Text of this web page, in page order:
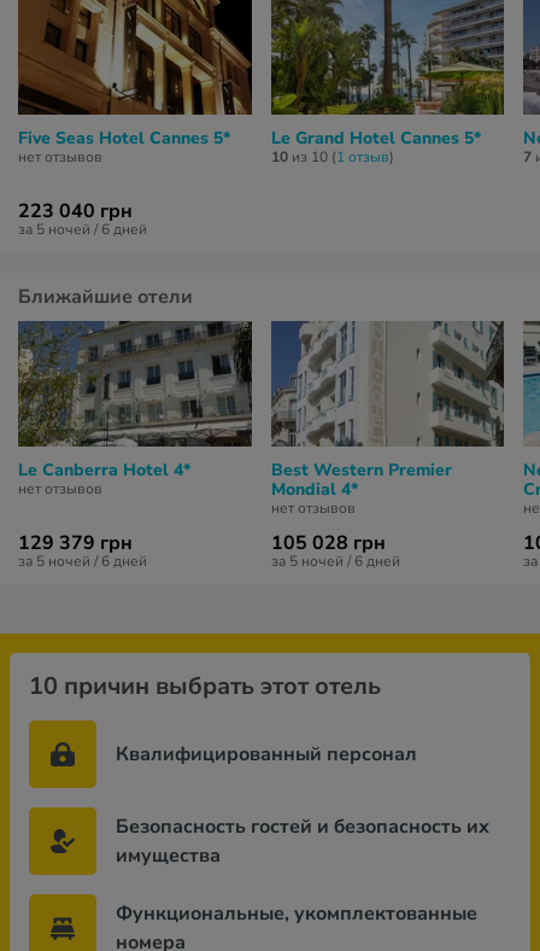
Five Seas Hotel Cannes 5*
нет отзывов
223 040 грн
за 5 ночей / 6 дней
Le Grand Hotel Cannes 5*
10из 10 (1 отзыв) 7
Ближайшие отели
Le Canberra Hotel 4*
нет отзывов
129 379 грн
за 5 ночей / 6 дней
Best Western Premier
Mondial 4*
нет отзывов
105 028 грн
за 5 ночей / 6 дней
10 причин выбрать этот отель
Квалифицированный персонал
Безопасность гостей и безопасность их
имущества
Функциональные, укомплектованные
номера